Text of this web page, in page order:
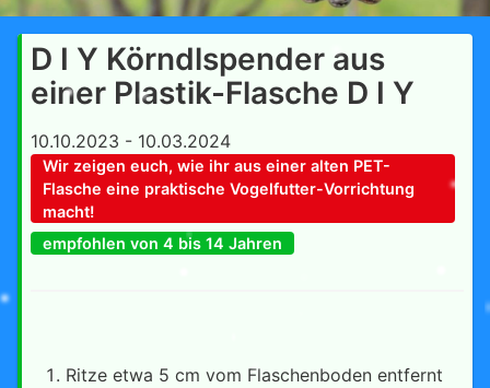
D I Y Körndlspender aus
einer Plastik-Flasche D I Y
10.10.2023 - 10.03.2024
Wir zeigen euch, wie ihr aus einer alten PET-
Flasche eine praktische Vogelfutter-Vorrichtung
macht!
empfohlen von 4 bis 14 Jahren
Ritze etwa 5 cm vom Flaschenboden entfernt